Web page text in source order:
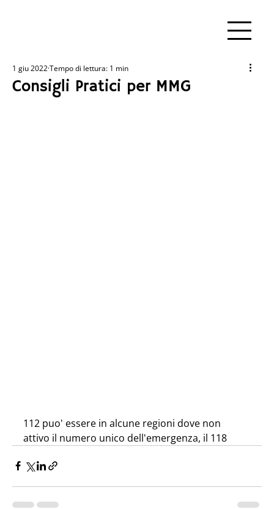
Consigli Pratici per MMG
1 giu 2022Tempo di lettura: 1 min
112 puo' essere in alcune regioni dove non
attivo il numero unico dell'emergenza, il 118